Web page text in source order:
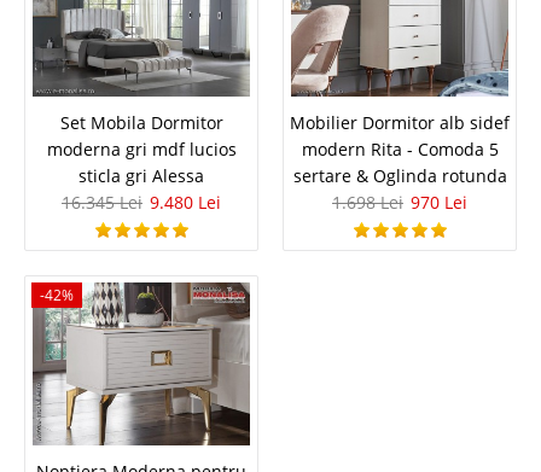
5.385 Lei
Pret Redus 3.123 Lei
In Stoc
Vezi Detalii
Adauga la Favorite
Masa Extensibila Moderna alb gri
Set Mobila Dormitor
moderna gri mdf lucios
sticla gri Alessa
16.345 Lei 9.480 Lei
Mobilier Dormitor alb sidef
modern Rita - Comoda 5
sertare & Oglinda rotunda
1.698 Lei 970 Lei
-42%